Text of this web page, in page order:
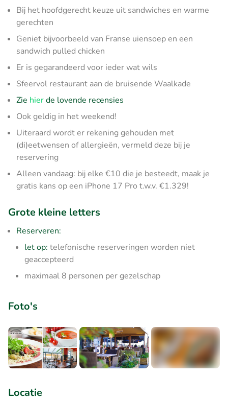
Bij het hoofdgerecht keuze uit sandwiches en warme
gerechten
Geniet bijvoorbeeld van Franse uiensoep en een
sandwich pulled chicken
Er is gegarandeerd voor ieder wat wils
Sfeervol restaurant aan de bruisende Waalkade
Zie hierde lovende recensies
Ook geldig in het weekend!
Uiteraard wordt er rekening gehouden met
(di)eetwensen of allergieën, vermeld deze bij je
reservering
Alleen vandaag: bij elke €10 die je besteedt, maak je
gratis kans op een iPhone 17 Pro t.w.v. €1.329!
Grote kleine letters
Reserveren:
let op: telefonische reserveringen worden niet
geaccepteerd
maximaal 8 personen per gezelschap
Foto's
Locatie